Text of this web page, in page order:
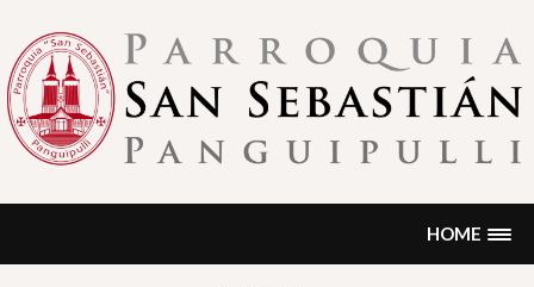
content
sacramentos, oración…
HOME